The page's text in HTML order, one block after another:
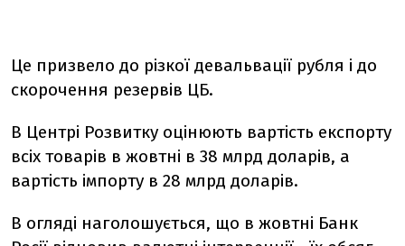
Це призвело до різкої девальвації рубля і до
скорочення резервів ЦБ.
В Центрі Розвитку оцінюють вартість експорту
всіх товарів в жовтні в 38 млрд доларів, а
вартість імпорту в 28 млрд доларів.
В огляді наголошується, що в жовтні Банк